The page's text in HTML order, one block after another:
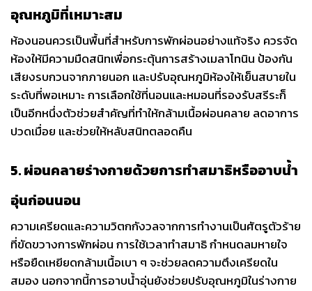
อุณหภูมิที่เหมาะสม
ห้องนอนควรเป็นพื้นที่สำหรับการพักผ่อนอย่างแท้จริง ควรจัด
ห้องให้มีความมืดสนิทเพื่อกระตุ้นการสร้างเมลาโทนิน ป้องกัน
เสียงรบกวนจากภายนอก และปรับอุณหภูมิห้องให้เย็นสบายใน
ระดับที่พอเหมาะ การเลือกใช้ที่นอนและหมอนที่รองรับสรีระก็
เป็นอีกหนึ่งตัวช่วยสำคัญที่ทำให้กล้ามเนื้อผ่อนคลาย ลดอาการ
ปวดเมื่อย และช่วยให้หลับสนิทตลอดคืน
5. ผ่อนคลายร่างกายด้วยการทำสมาธิหรืออาบน้ำ
อุ่นก่อนนอน
ความเครียดและความวิตกกังวลจากการทำงานเป็นศัตรูตัวร้าย
ที่ขัดขวางการพักผ่อน การใช้เวลาทำสมาธิ กำหนดลมหายใจ
หรือยืดเหยียดกล้ามเนื้อเบา ๆ จะช่วยลดความตึงเครียดใน
สมอง นอกจากนี้การอาบน้ำอุ่นยังช่วยปรับอุณหภูมิในร่างกาย